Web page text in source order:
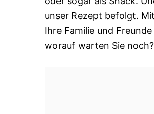
unser Rezept befolgt.
Ihre Familie und
worauf warten Sie